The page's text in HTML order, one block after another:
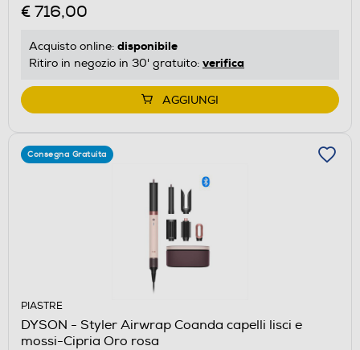
€ 716,00
Acquisto online: disponibile
Ritiro in negozio in 30' gratuito: verifica
AGGIUNGI
Consegna Gratuita
PIASTRE
DYSON - Styler Airwrap Coanda capelli lisci e
mossi-Cipria Oro rosa